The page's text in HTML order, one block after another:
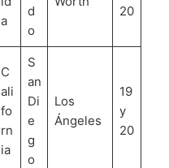
a
d
o
20
C
ali
fo
rn
ia
S
an
Di
e
g
o
Los
Ángeles
19
y
20